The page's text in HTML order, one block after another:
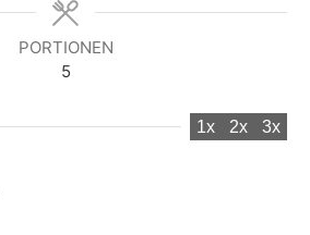
n
PORTIONEN
5
1x 2x 3x